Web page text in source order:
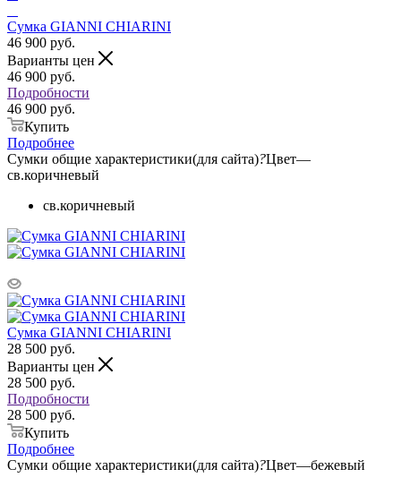
Сумка GIANNI CHIARINI
46 900 руб.
Варианты цен
46 900 руб.
Подробности
46 900 руб.
Купить
Подробнее
Сумки общие характеристики(для сайта)?Цвет—
св.коричневый
св.коричневый
Сумка GIANNI CHIARINI
28 500 руб.
Варианты цен
28 500 руб.
Подробности
28 500 руб.
Купить
Подробнее
Сумки общие характеристики(для сайта)?Цвет—бежевый